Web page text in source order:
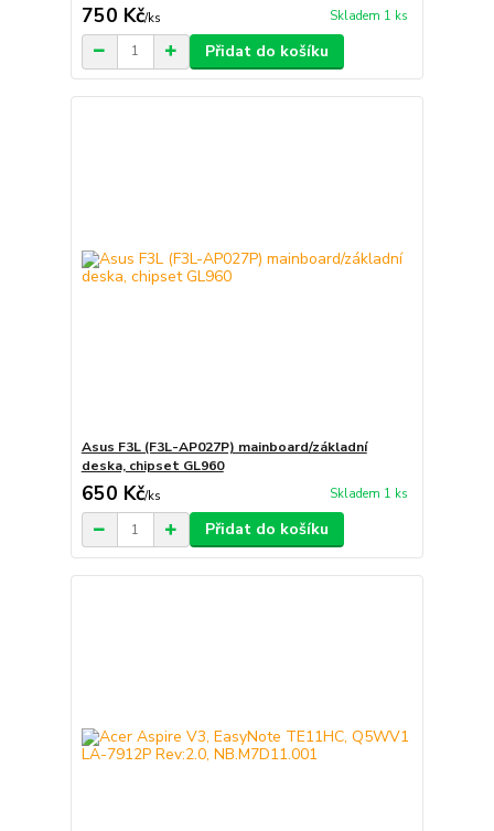
750 Kč/ks Skladem 1 ks
Přidat do košíku
Asus F3L (F3L-AP027P) mainboard/základní
deska, chipset GL960
650 Kč/ks Skladem 1 ks
Přidat do košíku